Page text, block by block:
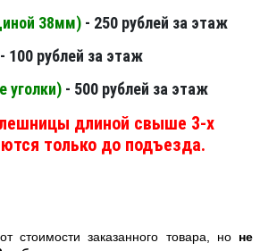
38мм) - 250 рублей за этаж
- 100 рублей за этаж
уголки) - 500 рублей за этаж
длиной свыше 3-х
только до подъезда.
стоимости заказанного товара, но не